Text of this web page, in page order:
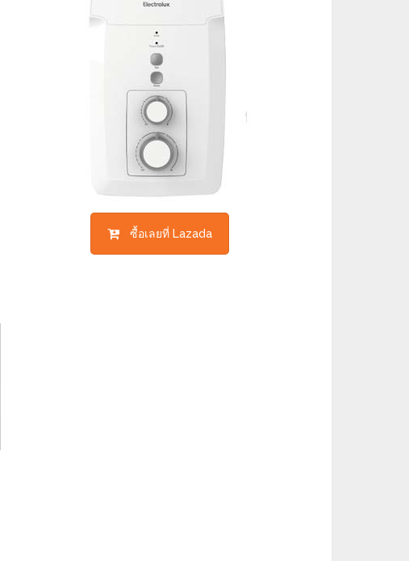
ซื้อเลยที่ Lazada